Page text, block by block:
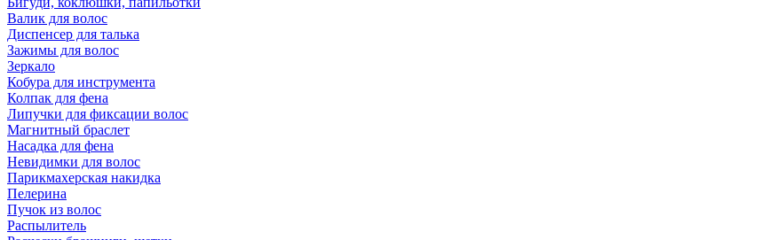
Валик для волос
Диспенсер для талька
Зажимы для волос
Зеркало
Кобура для инструмента
Колпак для фена
Липучки для фиксации волос
Магнитный браслет
Насадка для фена
Невидимки для волос
Парикмахерская накидка
Пелерина
Пучок из волос
Распылитель